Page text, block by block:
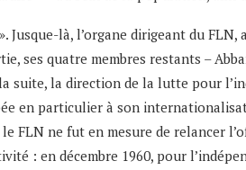
là, l’organe dirigeant du
ses quatre membres restants –
suite, la direction de la lutte pour
en particulier à son
FLN ne fut en mesure de relancer
: en décembre 1960, pour